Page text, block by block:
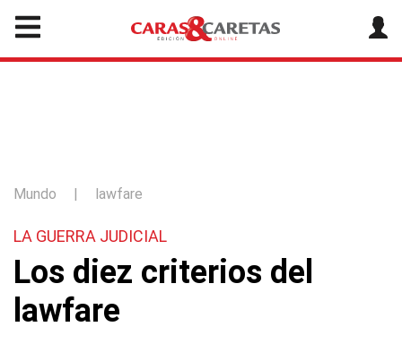
Mundo | lawfare
LA GUERRA JUDICIAL
Los diez criterios del
lawfare